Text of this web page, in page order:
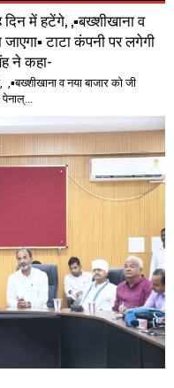
में हटेंगे, ,▪️बख्शीखाना व
टाटा कंपनी पर लगेगी
ने कहा-
व नया बाजार को जी
पेनाल्...